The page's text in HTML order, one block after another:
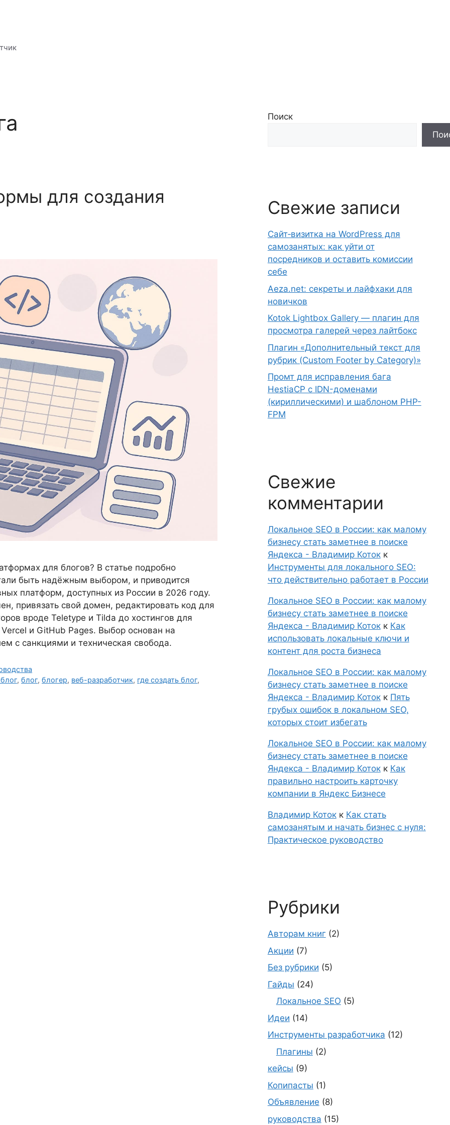
для создания
для блогов? В статье подробно
быть надёжным выбором, и приводится
платформ, доступных из России в 2026 году.
привязать свой домен, редактировать код для
вроде Teletype и Tilda до хостингов для
и GitHub Pages. Выбор основан на
с санкциями и техническая свобода.
,блог,блогер, веб-разработчик, где создать блог,
Поиск
Свежие записи
Сайт‑визитка на WordPress для
самозанятых: как уйти от
посредников и оставить комиссии
себе
Aeza.net: секреты и лайфхаки для
новичков
Kotok Lightbox Gallery — плагин для
просмотра галерей через лайтбокс
Плагин «Дополнительный текст для
рубрик (Custom Footer by Category)»
Промт для исправления бага
HestiaCP с IDN-доменами
(кириллическими) и шаблоном PHP-
FPM
Свежие
комментарии
Локальное SEO в России: как малому
бизнесу стать заметнее в поиске
Яндекса - Владимир Котокк
Инструменты для локального SEO:
что действительно работает в России
Локальное SEO в России: как малому
бизнесу стать заметнее в поиске
Яндекса - Владимир Котокк Как
использовать локальные ключи и
контент для роста бизнеса
Локальное SEO в России: как малому
бизнесу стать заметнее в поиске
Яндекса - Владимир Котокк Пять
грубых ошибок в локальном SEO,
которых стоит избегать
Локальное SEO в России: как малому
бизнесу стать заметнее в поиске
Яндекса - Владимир Котокк Как
правильно настроить карточку
компании в Яндекс Бизнесе
Владимир Котокк Как стать
самозанятым и начать бизнес с нуля:
Практическое руководство
Рубрики
Авторам книг (2)
Акции (7)
Без рубрики (5)
Гайды (24)
Локальное SEO (5)
Идеи (14)
Инструменты разработчика (12)
Плагины (2)
кейсы (9)
Копипасты (1)
Объявление (8)
руководства (15)